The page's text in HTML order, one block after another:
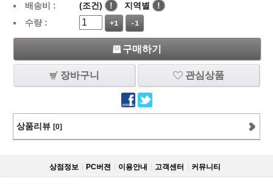
배송비 :
(조건) ! 지역별
!
수량 :
+1 -1
구매하기
장바구니 관심상품
상품리뷰 [0]
상점정보 PC버젼 이용안내 고객센터 커뮤니티